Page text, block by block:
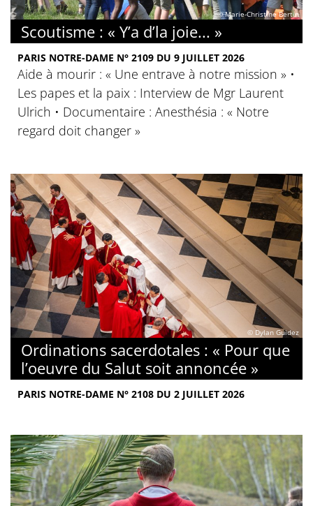
© Marie-Christine Bertin
Scoutisme : « Y’a d’la joie... »
PARIS NOTRE-DAME N° 2109 DU 9 JUILLET 2026
Aide à mourir : « Une entrave à notre mission » •
Les papes et la paix : Interview de Mgr Laurent
Ulrich • Documentaire : Anesthésia : « Notre
regard doit changer »
© Dylan Guidez
Ordinations sacerdotales : « Pour que
l’oeuvre du Salut soit annoncée »
PARIS NOTRE-DAME N° 2108 DU 2 JUILLET 2026